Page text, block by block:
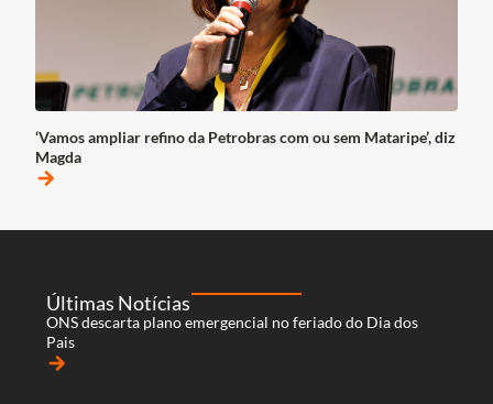
‘Vamos ampliar refino da Petrobras com ou sem Mataripe’, diz
Magda
arrow_forward
Últimas Notícias
ONS descarta plano emergencial no feriado do Dia dos
Pais
arrow_forward